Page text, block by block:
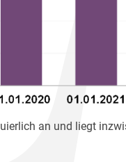
an und liegt